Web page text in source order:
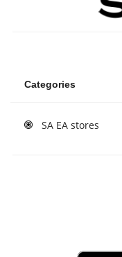
Categories
SA EA stores